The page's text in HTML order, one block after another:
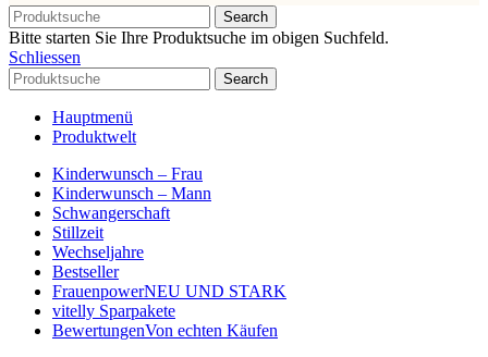
Search
Bitte starten Sie Ihre Produktsuche im obigen Suchfeld.
Schliessen
Search
Hauptmenü
Produktwelt
Kinderwunsch – Frau
Kinderwunsch – Mann
Schwangerschaft
Stillzeit
Wechseljahre
Bestseller
FrauenpowerNEU UND STARK
vitelly Sparpakete
BewertungenVon echten Käufen